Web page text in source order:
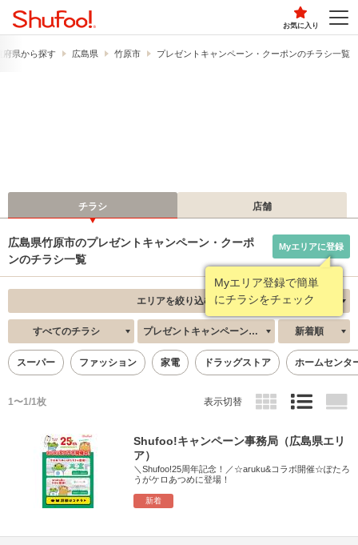
お気に入り
府県から探す 広島県 竹原市 プレゼントキャンペーン・クーポンのチラシ一覧
チラシ 店舗
広島県竹原市のプレゼントキャンペーン・クーポ
ンのチラシ一覧
Myエリア登録で簡単
にチラシをチェック
Myエリアに登録
エリアを絞り込む
すべてのチラシ プレゼントキャンペーン・クーポン 新着順
スーパー ファッション 家電 ドラッグストア ホームセンタ
1〜1/1枚 表示切替
新着
Shufoo!キャンペーン事務局（広島県エリ
ア）
＼Shufoo!25周年記念！／☆aruku&コラボ開催☆ぽたろ
うがケロあつめに登場！